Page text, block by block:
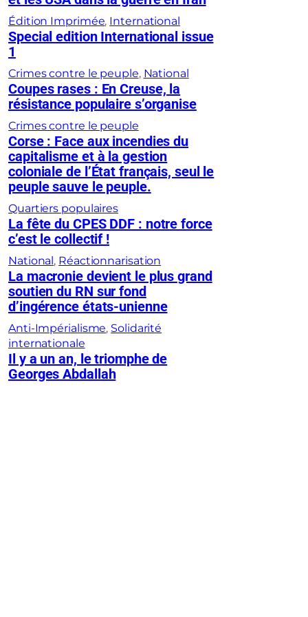
Édition Imprimée, International
Special edition International issue
1
Crimes contre le peuple, National
Coupes rases : En Creuse, la
résistance populaire s’organise
Crimes contre le peuple
Corse : Face aux incendies du
capitalisme et à la gestion
coloniale de l’État français, seul le
peuple sauve le peuple.
Quartiers populaires
La fête du CPES DDF : notre force
c’est le collectif !
National, Réactionnarisation
La macronie devient le plus grand
soutien du RN sur fond
d’ingérence états-unienne
Anti-Impérialisme, Solidarité
internationale
Il y a un an, le triomphe de
Georges Abdallah